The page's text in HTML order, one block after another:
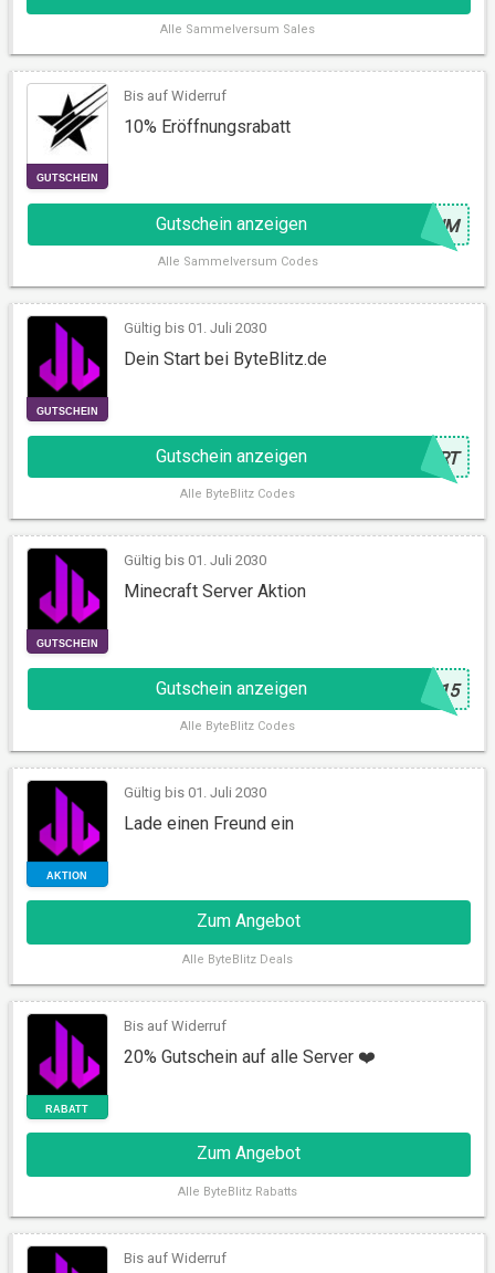
Alle Sammelversum Sales
Bis auf Widerruf
10% Eröffnungsrabatt
Gutschein anzeigen SUM
Alle Sammelversum Codes
GUTSCHEIN
Gültig bis 01. Juli 2030
Dein Start bei ByteBlitz.de
Gutschein anzeigen @ ART
Alle ByteBlitz Codes
GUTSCHEIN
Gültig bis 01. Juli 2030
Minecraft Server Aktion
Gutschein anzeigen @ C15
Alle ByteBlitz Codes
Gültig bis 01. Juli 2030
Lade einen Freund ein
Zum Angebot
Alle ByteBlitz Deals
Bis auf Widerruf
20% Gutschein auf alle Server ❤️
Zum Angebot
Alle ByteBlitz Rabatts
Bis auf Widerruf